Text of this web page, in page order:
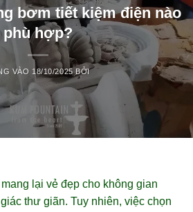
bơm tiết kiệm điện nào
phù hợp?
VÀO 18/10/2025 BỞI
lại vẻ đẹp cho không gian
thư giãn. Tuy nhiên, việc chọn